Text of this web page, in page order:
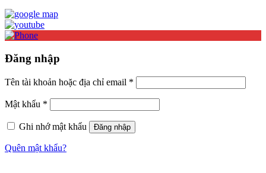
Đăng nhập
Tên tài khoản hoặc địa chỉ email *
Mật khẩu *
Ghi nhớ mật khẩu Đăng nhập
Quên mật khẩu?